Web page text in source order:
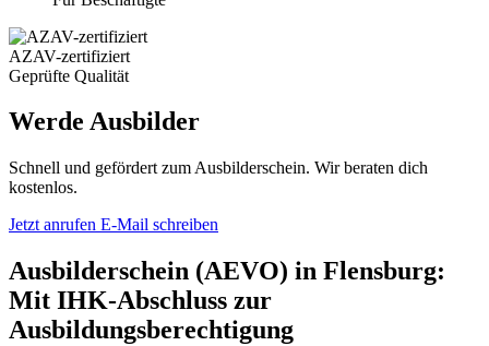
AZAV-zertifiziert
Geprüfte Qualität
Werde Ausbilder
Schnell und gefördert zum Ausbilderschein. Wir beraten dich
kostenlos.
Jetzt anrufen E-Mail schreiben
Ausbilderschein (AEVO) in Flensburg:
Mit IHK-Abschluss zur
Ausbildungsberechtigung